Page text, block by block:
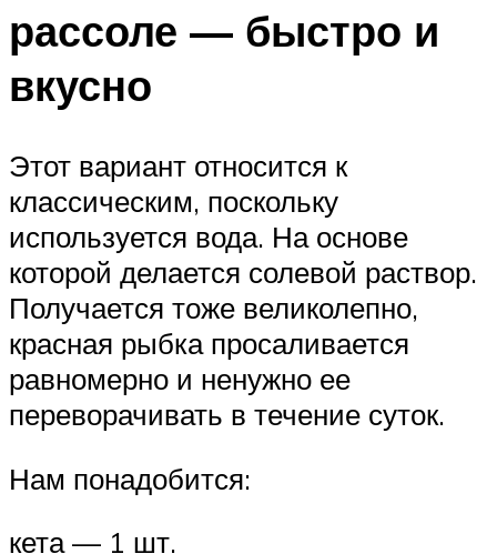
рассоле — быстро и
вкусно
Этот вариант относится к
классическим, поскольку
используется вода. На основе
которой делается солевой раствор.
Получается тоже великолепно,
красная рыбка просаливается
равномерно и ненужно ее
переворачивать в течение суток.
Нам понадобится:
кета — 1 шт.